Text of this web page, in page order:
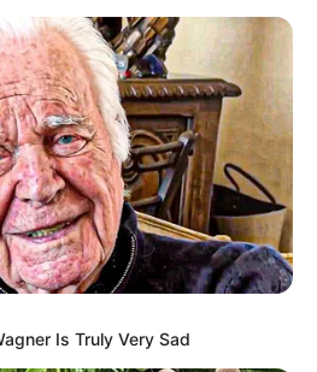
passa a valer?
a partir do dia (01) de julho de 2023.
a circular e não possuem o
versão para registro e licenciamento
dos estados, os donos terão um
Is Truly Very Sad